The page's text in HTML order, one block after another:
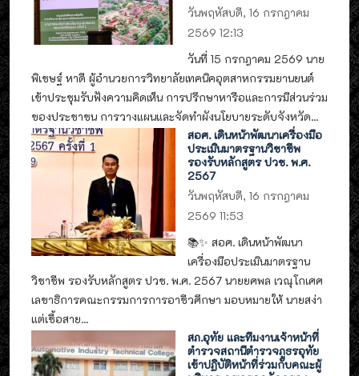
วันพฤหัสบดี, 16 กรกฎาคม
2569 12:13
วันที่ 15 กรกฎาคม 2569 นาย
พิเชษฐ์ หาดี ผู้อำนวยการวิทยาลัยเทคนิคอุตสาหกรรมยานยนต์
เข้าประชุมรับฟังความคิดเห็น การปรึกษาหารือและการมีส่วนร่วม
ของประชาชน การวางแผนและจัดทำผังนโยบายระดับจังหวัด...
สอศ. เดินหน้าพัฒนาเครื่องมือ
ประเมินมาตรฐานวิชาชีพ
รองรับหลักสูตร ปวช. พ.ศ.
2567
วันพฤหัสบดี, 16 กรกฎาคม
2569 11:53
📚✨ สอศ. เดินหน้าพัฒนา
เครื่องมือประเมินมาตรฐาน
วิชาชีพ รองรับหลักสูตร ปวช. พ.ศ. 2567 นายยศพล เวณุโกเศศ
เลขาธิการคณะกรรมการการอาชีวศึกษา มอบหมายให้ นายสง่า
แต่เชื้อสาย...
สภ.อุทัย และทีมงานเจ้าหน้าที่
ตำรวจสถานีตำรวจภูธรอุทัย
เข้าปฏิบัติหน้าที่ร่วมกับคณะผู้